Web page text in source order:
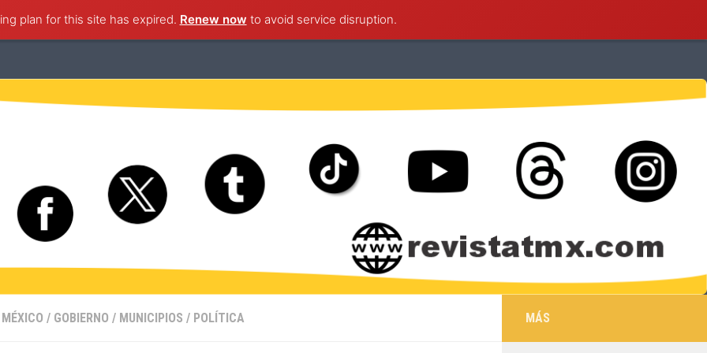
plan for this site has expired. Renew now to avoid service disruption.
Nacional Ciudad de México Estado de México
/ GOBIERNO / MUNICIPIOS / POLÍTICA MÁS